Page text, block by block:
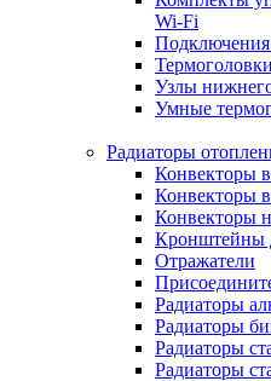
Wi-Fi
Подключения
Узлы
Умные
Радиаторы
Конвекторы
Конвекторы
Конвекторы
Кронштейны
Отражатели
Радиаторы
Радиаторы
Радиаторы
Радиаторы